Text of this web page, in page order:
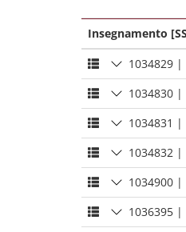
1034829 |
1034830 |
1034831 |
1034832 |
1034900 |
1036395 |